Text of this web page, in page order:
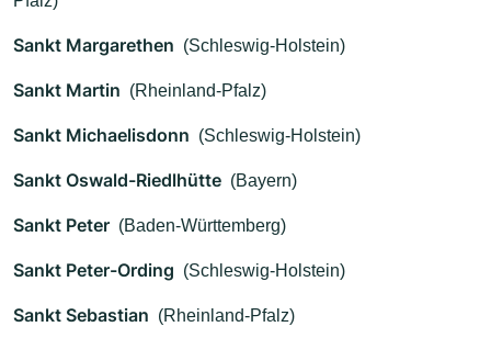
Sankt Margarethen (Schleswig-Holstein)
Sankt Martin (Rheinland-Pfalz)
Sankt Michaelisdonn (Schleswig-Holstein)
Sankt Oswald-Riedlhütte (Bayern)
Sankt Peter (Baden-Württemberg)
Sankt Peter-Ording (Schleswig-Holstein)
Sankt Sebastian (Rheinland-Pfalz)